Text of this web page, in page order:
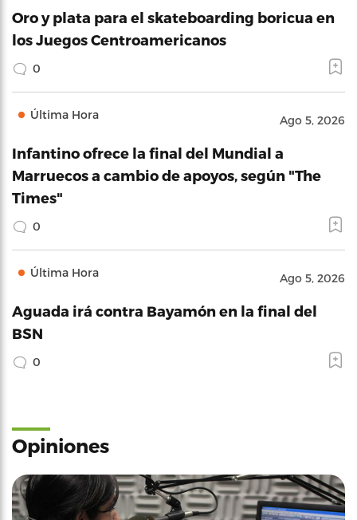
Oro y plata para el skateboarding boricua en
los Juegos Centroamericanos
0
Última Hora Ago 5, 2026
Infantino ofrece la final del Mundial a
Marruecos a cambio de apoyos, según "The
Times"
0
Última Hora Ago 5, 2026
Aguada irá contra Bayamón en la final del
BSN
0
Opiniones